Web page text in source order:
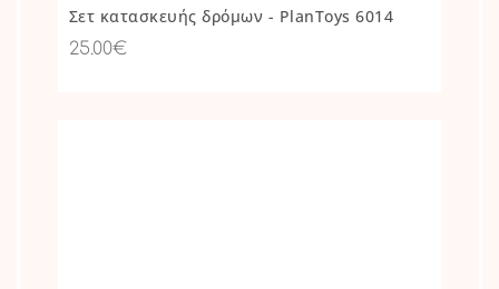
Σετ κατασκευής δρόμων - PlanToys 6014
25.00€